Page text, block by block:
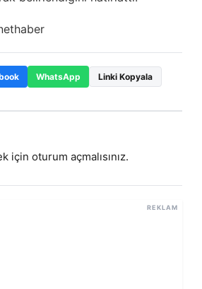
WhatsApp Linki Kopyala
için oturum açmalısınız.
REKLAM